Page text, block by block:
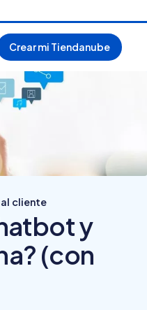
Crear mi Tiendanube
cliente
y
(con